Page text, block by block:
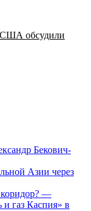
обсудили
Бекович-
Азии через
коридор? —
газ Каспия» в